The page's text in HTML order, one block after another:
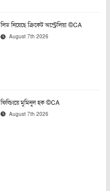
লিড নিয়েছে ক্রিকেট অস্ট্রেলিয়া ©CA
August 7th 2026
ফিল্ডিংয়ে মুমিনুল হক ©CA
August 7th 2026